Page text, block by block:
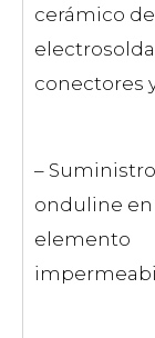
cerámico
conectores
–
onduline
elemento